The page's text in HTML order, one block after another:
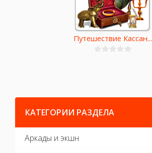
Путешествие Кассан...
КАТЕГОРИИ РАЗДЕЛА
Аркады и экшн